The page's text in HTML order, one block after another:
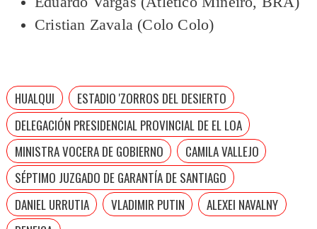
Cristian Zavala (Colo Colo)
HUALQUI
ESTADIO 'ZORROS DEL DESIERTO
DELEGACIÓN PRESIDENCIAL PROVINCIAL DE EL LOA
MINISTRA VOCERA DE GOBIERNO
CAMILA VALLEJO
SÉPTIMO JUZGADO DE GARANTÍA DE SANTIAGO
DANIEL URRUTIA
VLADIMIR PUTIN
ALEXEI NAVALNY